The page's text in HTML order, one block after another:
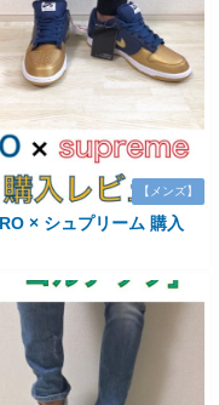
【メンズ】
× シュプリーム 購入